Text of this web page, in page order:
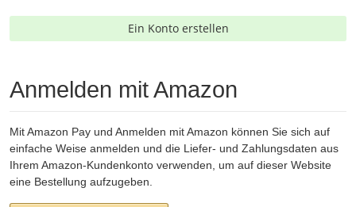
Ein Konto erstellen
Anmelden mit Amazon
Mit Amazon Pay und Anmelden mit Amazon können Sie sich auf
einfache Weise anmelden und die Liefer- und Zahlungsdaten aus
Ihrem Amazon-Kundenkonto verwenden, um auf dieser Website
eine Bestellung aufzugeben.